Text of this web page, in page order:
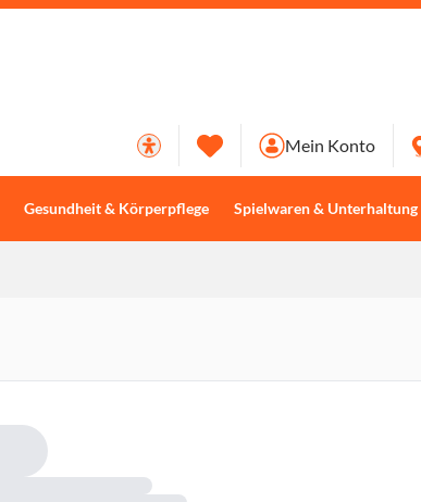
Gesundheit & Körperpflege Spielwaren & Unterhaltung
Mein Konto